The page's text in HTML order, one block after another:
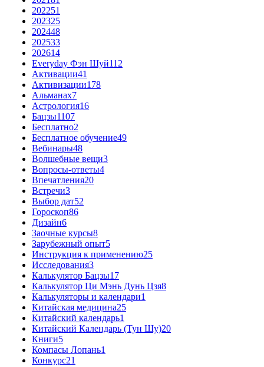
202251
202325
202448
202533
202614
Everyday Фэн Шуй112
Активации41
Активизации178
Альманах7
Астрология16
Бацзы1107
Бесплатно2
Бесплатное обучение49
Вебинары48
Волшебные вещи3
Вопросы-ответы4
Впечатления20
Встречи3
Выбор дат52
Гороскоп86
Дизайн6
Заочные курсы8
Зарубежный опыт5
Инструкция к применению25
Исследования3
Калькулятор Бацзы17
Калькулятор Ци Мэнь Дунь Цзя8
Калькуляторы и календари1
Китайская медицина25
Китайский календарь1
Китайский Календарь (Тун Шу)20
Книги5
Компасы Лопань1
Конкурс21